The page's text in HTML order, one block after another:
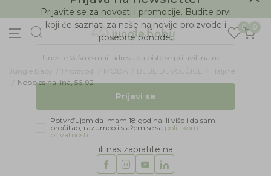
BESPLATNA ISPORUKA Paketa preko 4.000 RSD
0 0
Jungle Baby Proizvodi MODA BEBE DEVOJČICE
Haljine
Noppies haljina, 56-92
Prijava na newsletter
Prijavite se za novosti i promocije. Budite prvi
koji će saznati za naše najnovije proizvode i
posebne ponude.
Potvrđujem da imam 18 godina ili više i da sam
pročitao, razumeo i slažem se sa
ili nas zapratite na